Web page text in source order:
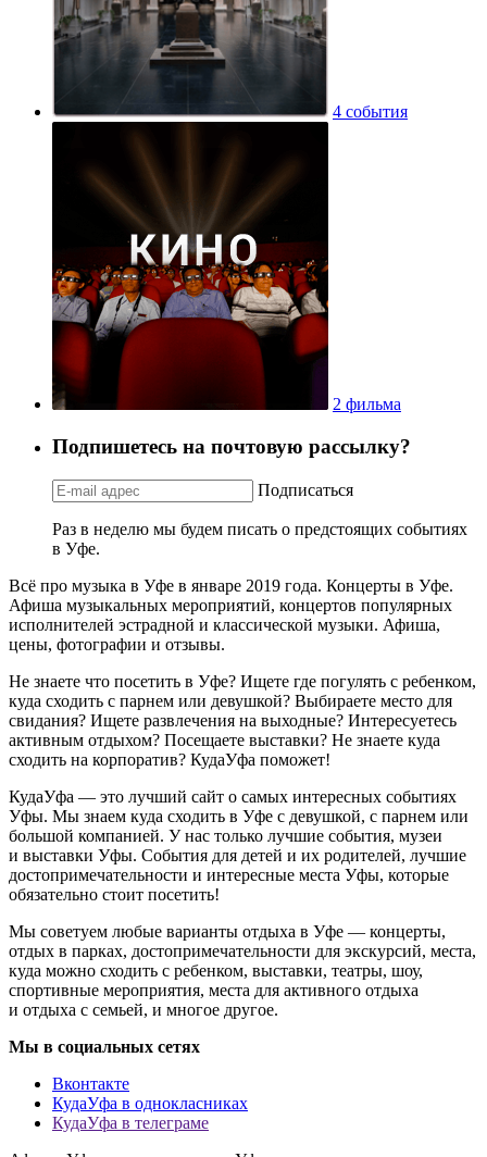
4 события
2 фильма
Подпишетесь на почтовую рассылку?
Подписаться
Раз в неделю мы будем писать о предстоящих событиях
в Уфе.
Всё про музыка в Уфе в январе 2019 года. Концерты в Уфе.
Афиша музыкальных мероприятий, концертов популярных
исполнителей эстрадной и классической музыки. Афиша,
цены, фотографии и отзывы.
Не знаете что посетить в Уфе? Ищете где погулять с ребенком,
куда сходить с парнем или девушкой? Выбираете место для
свидания? Ищете развлечения на выходные? Интересуетесь
активным отдыхом? Посещаете выставки? Не знаете куда
сходить на корпоратив? КудаУфа поможет!
КудаУфа — это лучший сайт о самых интересных событиях
Уфы. Мы знаем куда сходить в Уфе с девушкой, с парнем или
большой компанией. У нас только лучшие события, музеи
и выставки Уфы. События для детей и их родителей, лучшие
достопримечательности и интересные места Уфы, которые
обязательно стоит посетить!
Мы советуем любые варианты отдыха в Уфе — концерты,
отдых в парках, достопримечательности для экскурсий, места,
куда можно сходить с ребенком, выставки, театры, шоу,
спортивные мероприятия, места для активного отдыха
и отдыха с семьей, и многое другое.
Мы в социальных сетях
Вконтакте
КудаУфа в однокласниках
КудаУфа в телеграме